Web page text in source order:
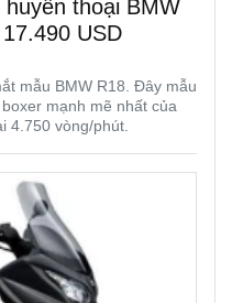
thoại BMW
USD
mẫu BMW R18. Đây mẫu
mạnh mẽ nhất của
4.750 vòng/phút.